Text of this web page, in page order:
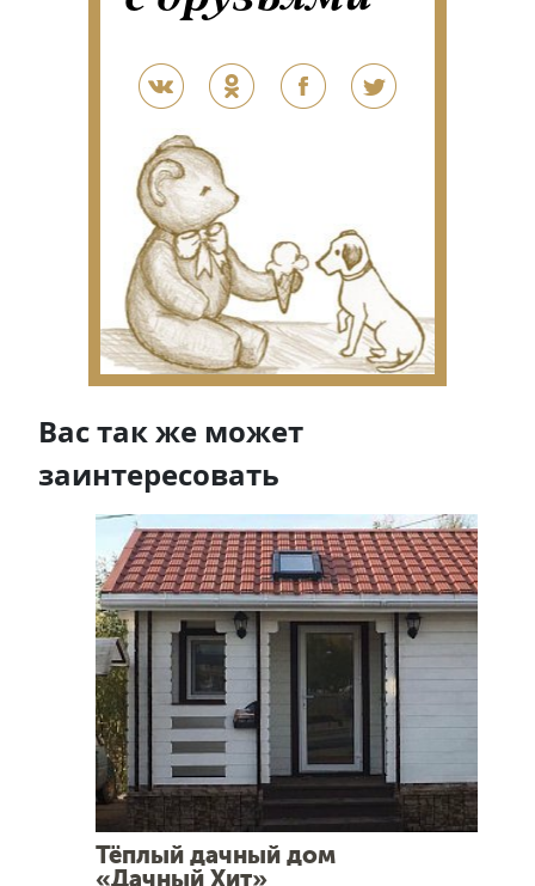
Вас так же может
заинтересовать
Тёплый дачный дом
«Дачный Хит»